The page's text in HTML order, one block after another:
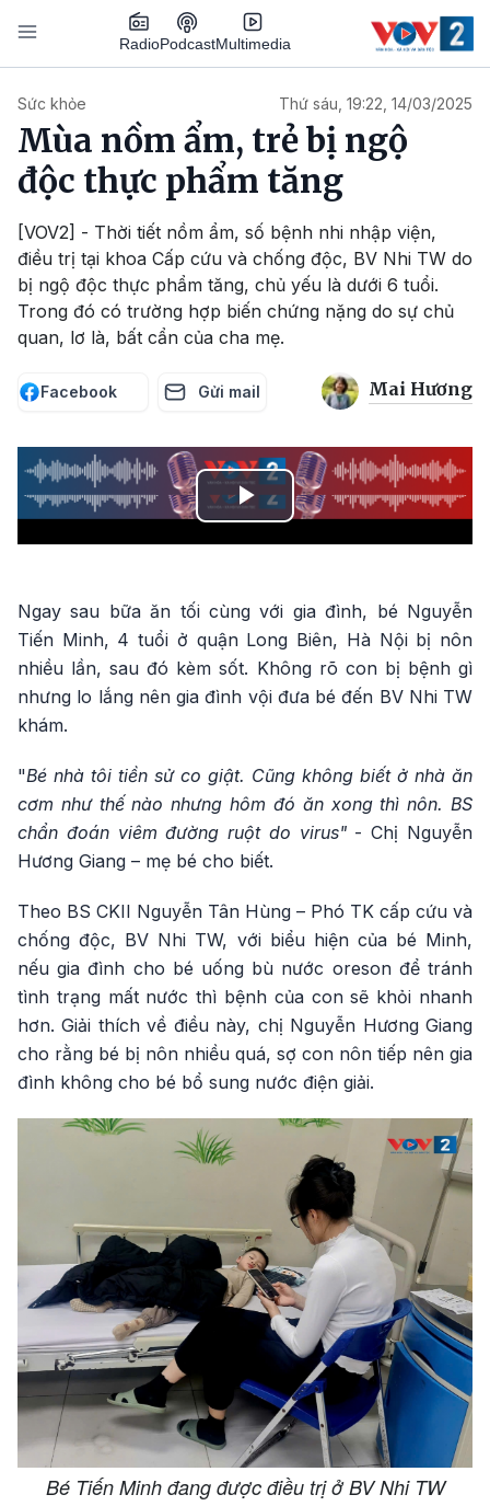
Nhảy đến nội dung
RadioPodcastMultimedia
Sức khỏe Thứ sáu, 19:22, 14/03/2025
Mùa nồm ẩm, trẻ bị ngộ
độc thực phẩm tăng
[VOV2] - Thời tiết nồm ẩm, số bệnh nhi nhập viện,
điều trị tại khoa Cấp cứu và chống độc, BV Nhi TW do
bị ngộ độc thực phẩm tăng, chủ yếu là dưới 6 tuổi.
Trong đó có trường hợp biến chứng nặng do sự chủ
quan, lơ là, bất cẩn của cha mẹ.
Facebook Gửi mail Mai Hương
Play
Ngay sau bữa ăn tối cùng với gia đình, bé Nguyễn
Tiến Minh, 4 tuổi ở quận Long Biên, Hà Nội bị nôn
nhiều lần, sau đó kèm sốt. Không rõ con bị bệnh gì
nhưng lo lắng nên gia đình vội đưa bé đến BV Nhi TW
khám.
"Bé nhà tôi tiền sử co giật. Cũng không biết ở nhà ăn
cơm như thế nào nhưng hôm đó ăn xong thì nôn. BS
chẩn đoán viêm đường ruột do virus"- Chị Nguyễn
Hương Giang – mẹ bé cho biết.
Theo BS CKII Nguyễn Tân Hùng – Phó TK cấp cứu và
chống độc, BV Nhi TW, với biểu hiện của bé Minh,
nếu gia đình cho bé uống bù nước oreson để tránh
tình trạng mất nước thì bệnh của con sẽ khỏi nhanh
hơn. Giải thích về điều này, chị Nguyễn Hương Giang
cho rằng bé bị nôn nhiều quá, sợ con nôn tiếp nên gia
đình không cho bé bổ sung nước điện giải.
Bé Tiến Minh đang được điều trị ở BV Nhi TW